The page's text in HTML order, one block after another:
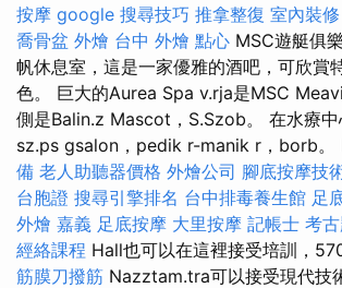
按摩 google 搜尋技巧 推拿整復 室內裝修
喬骨盆 外燴 台中 外燴 點心 MSC遊艇俱
帆休息室，這是一家優雅的酒吧，可欣賞
色。 巨大的Aurea Spa v.rja是MSC
側是Balin.z Mascot，S.Szob。 在水療中
sz.ps gsalon，pedik r-manik r，borb。
備 老人助聽器價格 外燴公司 腳底按摩技
台胞證 搜尋引擎排名 台中排毒養生館 足
外燴 嘉義 足底按摩 大里按摩 記帳士 考
經絡課程 Hall也可以在這裡接受培訓，
筋膜刀撥筋 Nazztam.tra可以接受現代技